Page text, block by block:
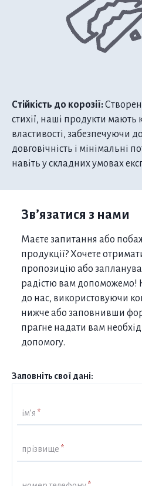
Стійкість до корозії:
стихії, наші продукти мають
властивості, забезпечуючи
довговічність і мінімальні
навіть у складних умовах
Зв’язатися з нами
Маєте запитання або
продукції? Хочете
пропозицію або
радістю вам допоможемо!
до нас, використовуючи
нижче або заповнивши
прагне надати вам
допомогу.
Заповніть свої дані:
ім’я *
прізвище *